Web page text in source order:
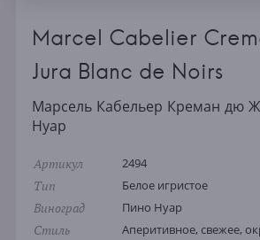
Marcel Cabelier
Jura Blanc de Noirs
Марсель Кабельер Креман дю
Нуар
Артикул 2494
Тип Белое игристое
Виноград Пино Нуар
Стиль Аперитивное, свежее,